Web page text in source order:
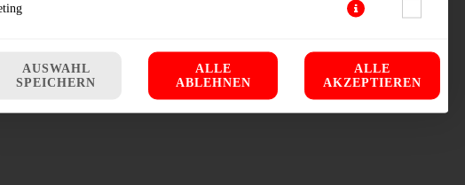
AUSWAHL
SPEICHERN
ALLE
ABLEHNEN
ALLE
AKZEPTIEREN